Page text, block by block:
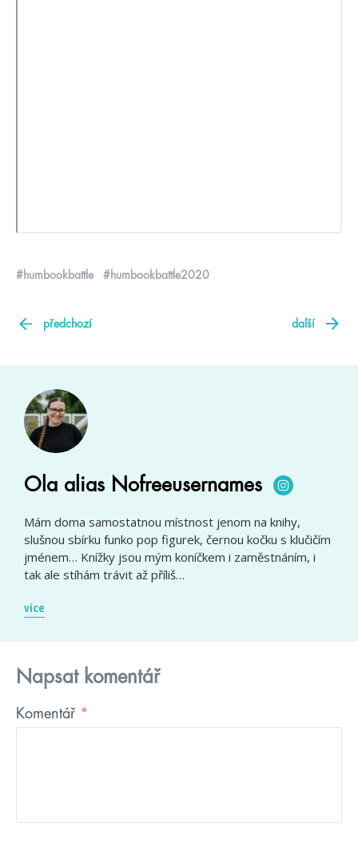
#humbookbattle #humbookbattle2020
předchozí další
Ola alias Nofreeusernames
Mám doma samostatnou místnost jenom na knihy,
slušnou sbírku funko pop figurek, černou kočku s klučičím
jménem… Knížky jsou mým koníčkem i zaměstnáním, i
tak ale stíhám trávit až příliš…
více
Napsat komentář
Komentář *